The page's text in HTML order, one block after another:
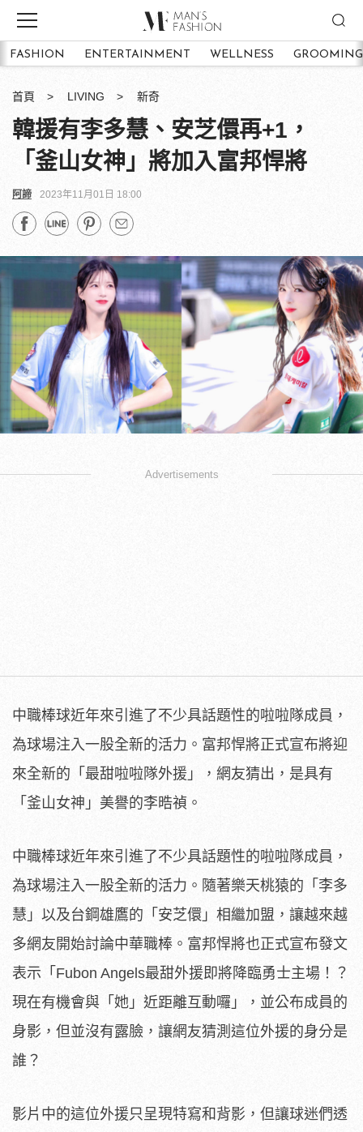
FASHION ENTERTAINMENT WELLNESS GROOMING
首頁 LIVING 新奇
韓援有李多慧、安芝儇再+1，
「釜山女神」將加入富邦悍將
阿諦 2023年11月01日 18:00
Advertisements
中職棒球近年來引進了不少具話題性的啦啦隊成員，
為球場注入一股全新的活力。富邦悍將正式宣布將迎
來全新的「最甜啦啦隊外援」，網友猜出，是具有
「釜山女神」美譽的李晧禎。
中職棒球近年來引進了不少具話題性的啦啦隊成員，
為球場注入一股全新的活力。隨著樂天桃猿的「李多
慧」以及台鋼雄鷹的「安芝儇」相繼加盟，讓越來越
多網友開始討論中華職棒。富邦悍將也正式宣布發文
表示「Fubon Angels最甜外援即將降臨勇士主場！？
現在有機會與「她」近距離互動囉」，並公布成員的
身影，但並沒有露臉，讓網友猜測這位外援的身分是
誰？
影片中的這位外援只呈現特寫和背影，但讓球迷們透